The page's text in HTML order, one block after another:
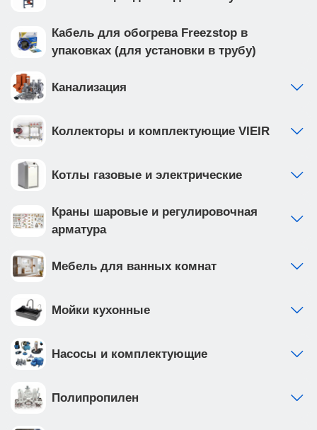
Кабель для обогрева Freezstop в
упаковках (для установки в трубу)
Канализация
Коллекторы и комплектующие VIEIR
Котлы газовые и электрические
Краны шаровые и регулировочная
арматура
Мебель для ванных комнат
Мойки кухонные
Насосы и комплектующие
Полипропилен